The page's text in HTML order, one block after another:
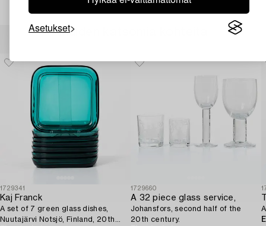
AsetuksetMuiden katsomia kohteita
1729341
Kaj Franck
A set of 7 green glass dishes,
Nuutajärvi Notsjö, Finland, 20th
1729660
A 32 piece glass service,
Johansfors, second half of the
20th century.